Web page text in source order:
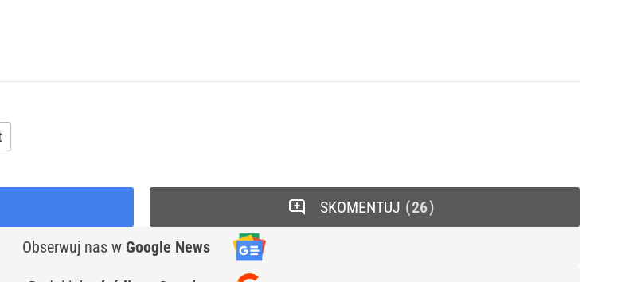
Obserwuj nas w Google News
SKOMENTUJ 26